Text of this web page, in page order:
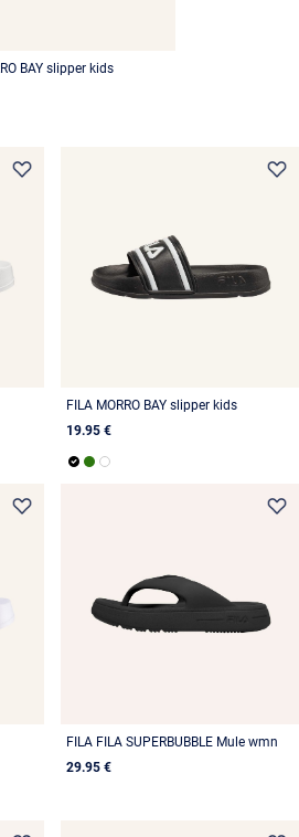
BAY slipper kids
FILA MORRO BAY slipper kids
19.95 €
FILA FILA SUPERBUBBLE Mule wmn
29.95 €